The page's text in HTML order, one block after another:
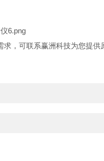
可联系赢洲科技为您提供